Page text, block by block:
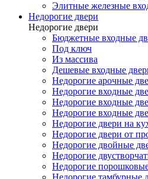
Элитные железные
Недорогие двери
Недорогие двери
Бюджетные входные
Под ключ
Из массива
Дешевые входные
Недорогие арочные
Недорогие входные
Недорогие входные
Недорогие входные
Недорогие двери на
Недорогие двери от
Недорогие двойные
Недорогие
Недорогие